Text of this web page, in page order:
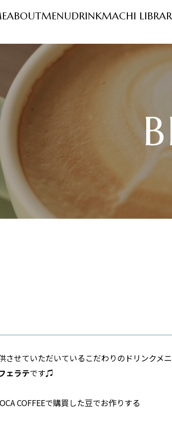
ABOUTMENUDRINKMACHI
せていただいているこだわりのドリンクメニ
ェラテです♫
COFFEEで購買した豆でお作りする